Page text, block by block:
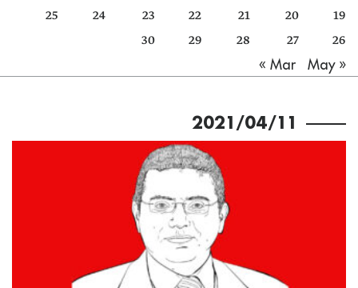
19
20
21
22
23
24
25
26
27
28
29
30
« Mar
May »
2021/04/11